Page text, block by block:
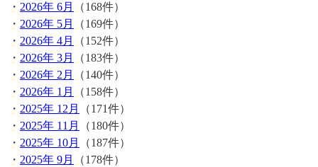
・ 2026年 6月
（168件）
・ 2026年 5月
（169件）
・ 2026年 4月
（152件）
・ 2026年 3月
（183件）
・ 2026年 2月
（140件）
・ 2026年 1月
（158件）
・ 2025年 12月
（171件）
・ 2025年 11月
（180件）
・ 2025年 10月
（187件）
・ 2025年 9月 （178件）